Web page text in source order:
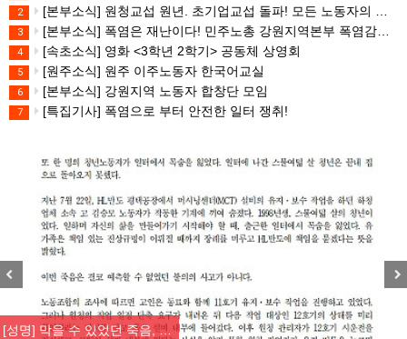
2 [본부소식] 원청교섭 원년. 초기업교섭 돌파! 모든 노동자의 노동기본권 쟁취! 민주노총 7.15 총파업대회
3 [본부소식] 폭염은 재난이다! 민주노총 강원지역본부 폭염감시단 선포 기자회견
4 [속초소식] 영화 <3학년 2학기> 공동체 상영회
5 [원주소식] 원주 이주노동자 한국어교실
6 [본부소식] 강원지역 노동자 합창단 모임
7 [특집기사] 폭염으로 부터 안전한 일터 쟁취!
[성명] 막을 수 있었던 죽음, …